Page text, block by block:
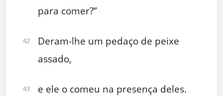
para comer?”
42
Deram-lhe um pedaço de peixe
assado,
43 e ele o comeu na presença deles.